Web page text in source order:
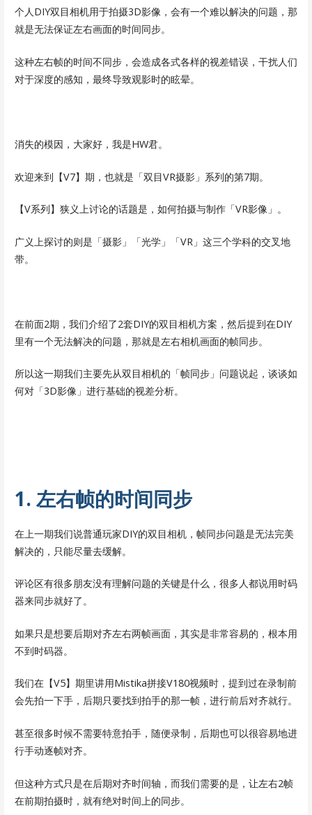
个人DIY双目相机用于拍摄3D影像，会有一个难以解决的问题，那
就是无法保证左右画面的时间同步。
这种左右帧的时间不同步，会造成各式各样的视差错误，干扰人们
对于深度的感知，最终导致观影时的眩晕。
消失的模因，大家好，我是HW君。
欢迎来到【V7】期，也就是「双目VR摄影」系列的第7期。
【V系列】狭义上讨论的话题是，如何拍摄与制作「VR影像」。
广义上探讨的则是「摄影」「光学」「VR」这三个学科的交叉地
带。
在前面2期，我们介绍了2套DIY的双目相机方案，然后提到在DIY
里有一个无法解决的问题，那就是左右相机画面的帧同步。
所以这一期我们主要先从双目相机的「帧同步」问题说起，谈谈如
何对「3D影像」进行基础的视差分析。
1. 左右帧的时间同步
在上一期我们说普通玩家DIY的双目相机，帧同步问题是无法完美
解决的，只能尽量去缓解。
评论区有很多朋友没有理解问题的关键是什么，很多人都说用时码
器来同步就好了。
如果只是想要后期对齐左右两帧画面，其实是非常容易的，根本用
不到时码器。
我们在【V5】期里讲用Mistika拼接V180视频时，提到过在录制前
会先拍一下手，后期只要找到拍手的那一帧，进行前后对齐就行。
甚至很多时候不需要特意拍手，随便录制，后期也可以很容易地进
行手动逐帧对齐。
但这种方式只是在后期对齐时间轴，而我们需要的是，让左右2帧
在前期拍摄时，就有绝对时间上的同步。